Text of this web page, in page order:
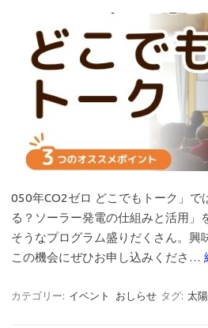
050年CO2ゼロ どこでもトーク」で
る？ソーラー発電の仕組みと活用」
そうなプログラム盛りだくさん。興
この機会にぜひお申し込みくださ…
カテゴリー: イベント おしらせ タグ: 太